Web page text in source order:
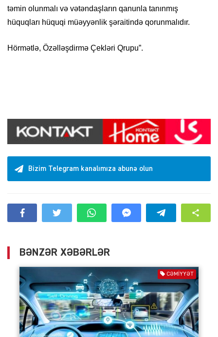
təmin olunmalı və vətəndaşların qanunla tanınmış
hüquqları hüquqi müəyyənlik şəraitində qorunmalıdır.
Hörmətlə, Özəlləşdirmə Çekləri Qrupu”.
Bizim Telegram kanalımıza abunə olun
BƏNZƏR XƏBƏRLƏR
CƏMIYYƏT